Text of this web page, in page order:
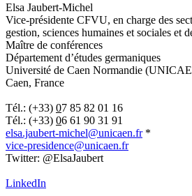
Elsa Jaubert-Michel
Vice-présidente CFVU, en charge des
gestion, sciences humaines et sociales et
Maître de conférences
Département d’études germaniques
Université de Caen Normandie
Caen, France
Tél.: (+33) 07 85 82 01 16
Tél.: (+33) 06 61 90 31 91
elsa.jaubert-michel@unicaen.fr*
vice-presidence@unicaen.fr
Twitter: @ElsaJaubert
LinkedIn